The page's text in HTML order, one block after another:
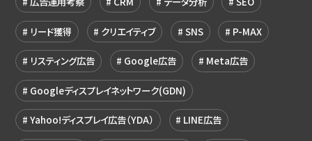
リード獲得 クリエイティブ SNS P-MAX
リスティング広告 Google広告 Meta広告
Googleディスプレイネットワーク(GDN)
Yahoo!ディスプレイ広告（YDA） LINE広告